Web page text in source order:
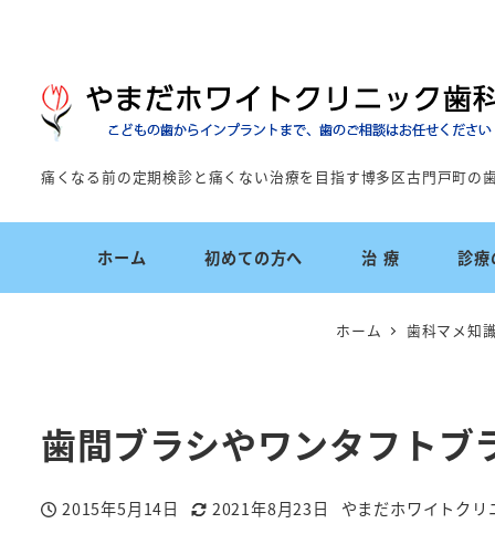
痛くなる前の定期検診と痛くない治療を目指す博多区古門戸町の
ホーム 初めての方へ 治 療 診療
ホーム 歯科マメ知
歯間ブラシやワンタフト
投稿日
2015年5月14日
更新日
2021年8月23日
著
やまだホワイトク